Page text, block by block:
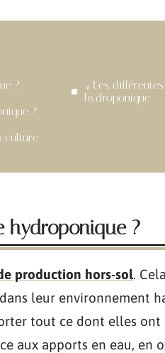
?
?
culture
4 Les
hydroponique
hydroponique ?
production hors-sol.
leur environnement
tout ce dont elles
aux apports en eau, en